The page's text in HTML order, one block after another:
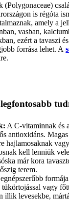
(Polygonaceae)
is régóta
amely a
vasban,
ezért a tavaszi
forrása lehet. A
A C-vitaminnak és
antioxidáns.
hajlamosaknak
kell lenniük
már kora
terem.
vagy
illik levesekbe,